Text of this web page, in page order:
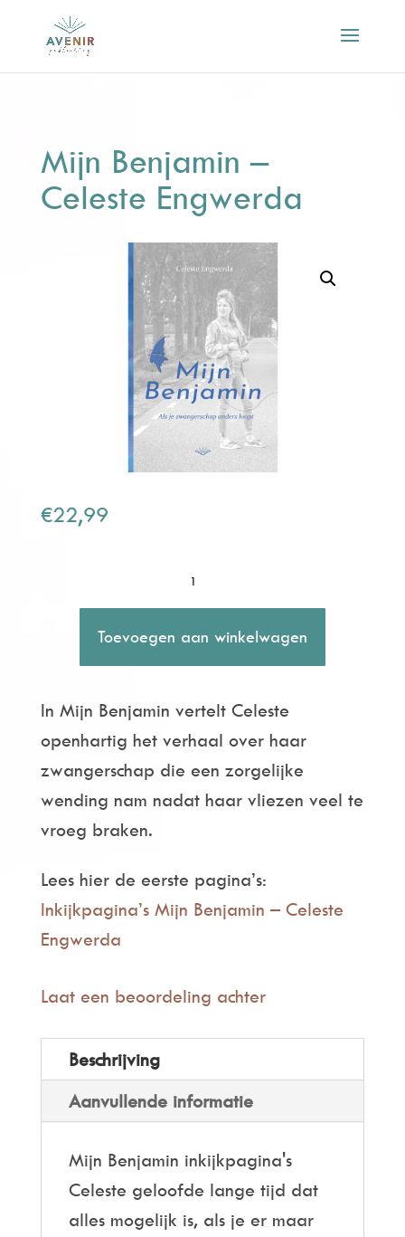
Mijn Benjamin –
Celeste Engwerda
€22,99
-
Celeste
aantal
Toevoegen aan winkelwagen
a
e
In Mijn Benjamin vertelt Celeste
openhartig het verhaal over haar
zwangerschap die een zorgelijke
wending nam nadat haar vliezen veel te
vroeg braken.
Lees hier de eerste pagina’s:
Inkijkpagina’s Mijn Benjamin – Celeste
Engwerda
Laat een beoordeling achter
Beschrijving
Aanvullende informatie
Mijn Benjamin inkijkpagina's
Celeste geloofde lange tijd dat
alles mogelijk is, als je er maar